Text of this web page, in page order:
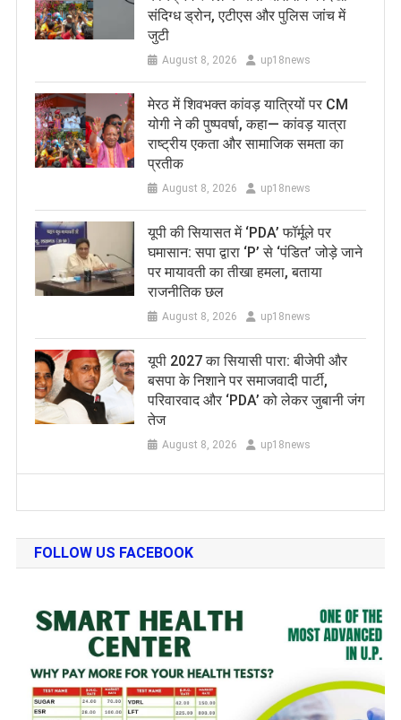
संदिग्ध ड्रोन, एटीएस और पुलिस जांच में
जुटी
August 8, 2026 up18news
मेरठ में शिवभक्त कांवड़ यात्रियों पर CM
योगी ने की पुष्पवर्षा, कहा— कांवड़ यात्रा
राष्ट्रीय एकता और सामाजिक समता का
प्रतीक
August 8, 2026 up18news
यूपी की सियासत में ‘PDA’ फॉर्मूले पर
घमासान: सपा द्वारा ‘P’ से ‘पंडित’ जोड़े जाने
पर मायावती का तीखा हमला, बताया
राजनीतिक छल
August 8, 2026 up18news
यूपी 2027 का सियासी पारा: बीजेपी और
बसपा के निशाने पर समाजवादी पार्टी,
परिवारवाद और ‘PDA’ को लेकर जुबानी जंग
तेज
August 8, 2026 up18news
FOLLOW US FACEBOOK